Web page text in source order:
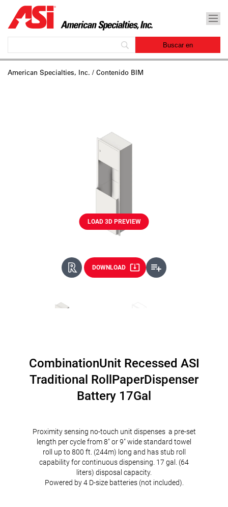
American Specialties, Inc. / Contenido BIM